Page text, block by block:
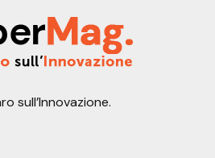
sull’Innovazione.